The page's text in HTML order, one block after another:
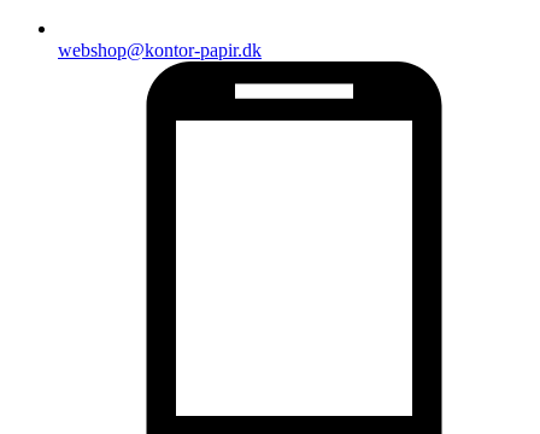
webshop@kontor-papir.dk